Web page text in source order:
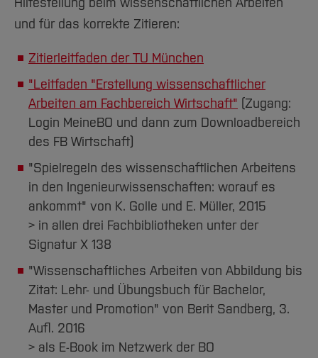
Arbeiten im FB G
Forschung und Projekte
International
Team
Service
Studiengänge
Studieninteressierte
Aktuelles
Fachgruppen
Forschung und Entwicklung
International
Team
Amtliche Bekanntmachungen
Notfall-Infos
BO Shop
Familiengerechte Hochschule
Gleichstellung
Diskriminierungsfreie Hochschule
Vertretungen
Wahlen
Hochschulbibliothek
International Office
Medienzentrum
qed-Stiftung
Zentrale Studienberatung
und für das korrekte Zitieren:
Zitierleitfaden der TU München
"Leitfaden "Erstellung wissenschaftlicher
Arbeiten am Fachbereich Wirtschaft" (Zugang:
Login MeineBO und dann zum Downloadbereich
des FB Wirtschaft)
"Spielregeln des wissenschaftlichen Arbeitens
in den Ingenieurwissenschaften: worauf es
ankommt" von K. Golle und E. Müller, 2015
> in allen drei Fachbibliotheken unter der
Signatur X 138
"Wissenschaftliches Arbeiten von Abbildung bis
Zitat: Lehr- und Übungsbuch für Bachelor,
Master und Promotion" von Berit Sandberg, 3.
Aufl. 2016
> als E-Book im Netzwerk der BO